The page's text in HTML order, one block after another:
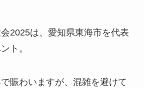
2025は、愛知県東海市を代表
ト。
賑わいますが、混雑を避けて